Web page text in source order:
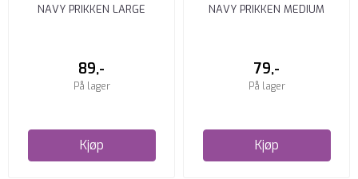
NAVY PRIKKEN LARGE
89,-
På lager
Kjøp
NAVY PRIKKEN MEDIUM
79,-
På lager
Kjøp